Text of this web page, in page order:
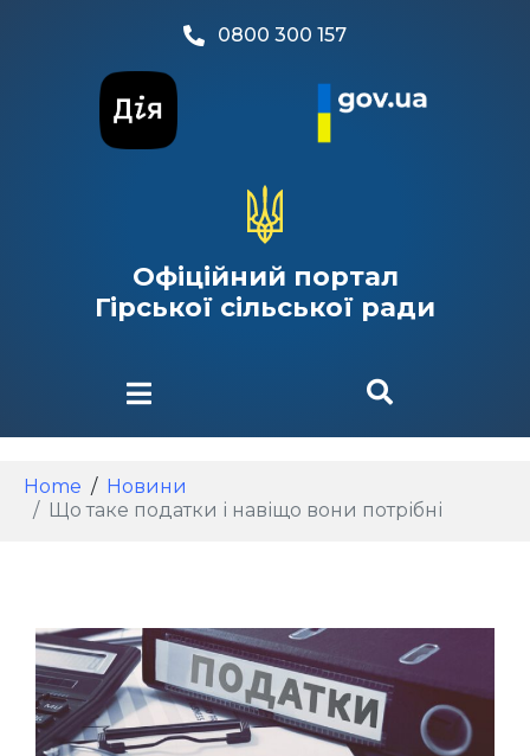
0800 300 157
Офіційний портал
Гірської сільської ради
Home
Новини
Що таке податки і навіщо вони потрібні